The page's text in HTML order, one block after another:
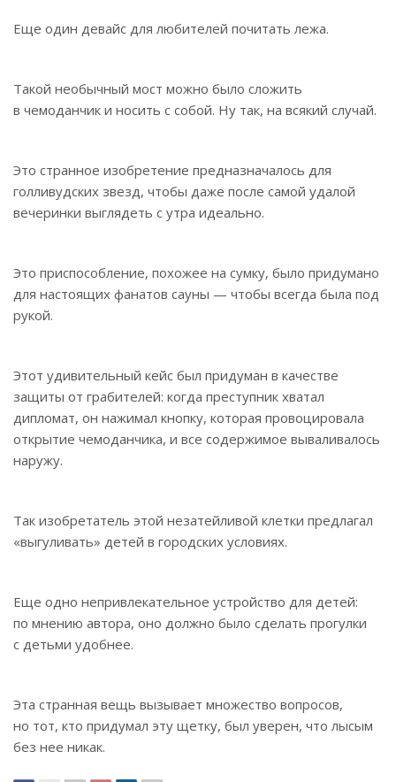
Еще один девайс для любителей почитать лежа.
Такой необычный мост можно было сложить
в чемоданчик и носить с собой. Ну так, на всякий случай.
Это странное изобретение предназначалось для
голливудских звезд, чтобы даже после самой удалой
вечеринки выглядеть с утра идеально.
Это приспособление, похожее на сумку, было придумано
для настоящих фанатов сауны — чтобы всегда была под
рукой.
Этот удивительный кейс был придуман в качестве
защиты от грабителей: когда преступник хватал
дипломат, он нажимал кнопку, которая провоцировала
открытие чемоданчика, и все содержимое вываливалось
наружу.
Так изобретатель этой незатейливой клетки предлагал
«выгуливать» детей в городских условиях.
Еще одно непривлекательное устройство для детей:
по мнению автора, оно должно было сделать прогулки
с детьми удобнее.
Эта странная вещь вызывает множество вопросов,
но тот, кто придумал эту щетку, был уверен, что лысым
без нее никак.